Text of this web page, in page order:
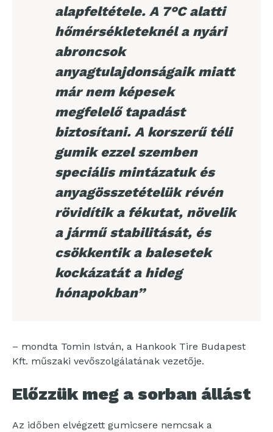
alapfeltétele. A 7°C alatti
hőmérsékleteknél a nyári
abroncsok
anyagtulajdonságaik miatt
már nem képesek
megfelelő tapadást
biztosítani. A korszerű téli
gumik ezzel szemben
speciális mintázatuk és
anyagösszetételük révén
rövidítik a fékutat, növelik
a jármű stabilitását, és
csökkentik a balesetek
kockázatát a hideg
hónapokban”
– mondta Tomin István, a Hankook Tire Budapest
Kft. műszaki vevőszolgálatának vezetője.
Előzzük meg a sorban állást
Az időben elvégzett gumicsere nemcsak a